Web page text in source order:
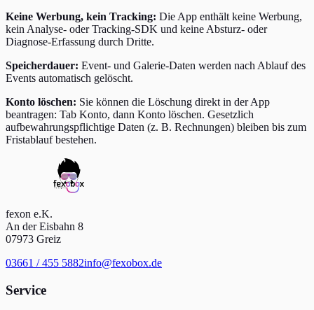
Keine Werbung, kein Tracking: Die App enthält keine Werbung,
kein Analyse- oder Tracking-SDK und keine Absturz- oder
Diagnose-Erfassung durch Dritte.
Speicherdauer: Event- und Galerie-Daten werden nach Ablauf des
Events automatisch gelöscht.
Konto löschen: Sie können die Löschung direkt in der App
beantragen: Tab Konto, dann Konto löschen. Gesetzlich
aufbewahrungspflichtige Daten (z. B. Rechnungen) bleiben bis zum
Fristablauf bestehen.
fexon e.K.
An der Eisbahn 8
07973 Greiz
03661 / 455 5882info@fexobox.de
Service